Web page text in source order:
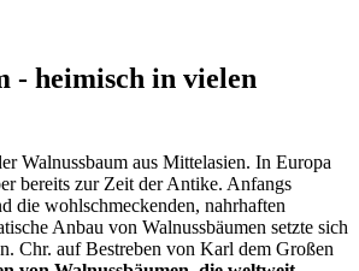
- heimisch in vielen
Walnussbaum aus Mittelasien. In Europa
bereits zur Zeit der Antike. Anfangs
die wohlschmeckenden, nahrhaften
Anbau von Walnussbäumen setzte sich
Chr. auf Bestreben von Karl dem Großen